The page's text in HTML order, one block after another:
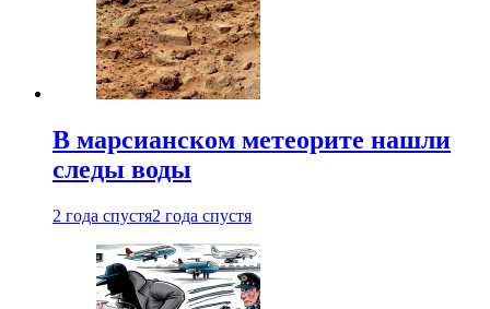
В марсианском метеорите нашли
следы воды
2 года спустя2 года спустя